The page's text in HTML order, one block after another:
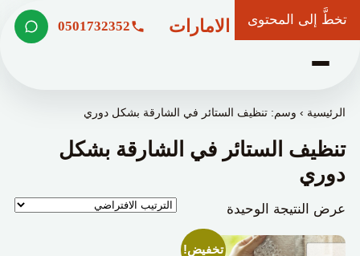
تخطَّ إلى المحتوى
شركة وعد الامارات 0501732352
الرئيسية ›وسم: تنظيف الستائر في الشارقة بشكل دوري
تنظيف الستائر في الشارقة بشكل
دوري
عرض النتيجة الوحيدة
تخفيض!